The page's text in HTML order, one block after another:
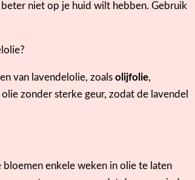
niet op je huid wilt hebben. Gebruik
van lavendelolie, zoals olijfolie,
zonder sterke geur, zodat de lavendel
enkele weken in olie te laten